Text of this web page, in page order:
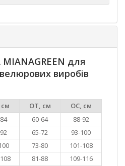
для
виробів
ОТ, см
ОС, см
60-64
88-92
65-72
93-100
73-80
101-108
81-88
109-116